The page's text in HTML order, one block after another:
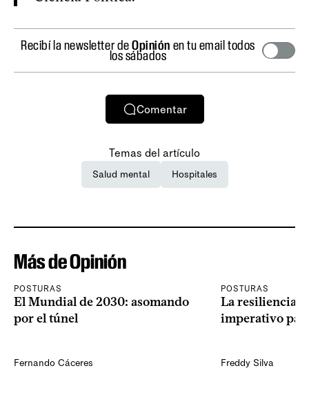
Recibí la newsletter deOpinión en tu email todos
los sábados
Comentar
Temas del artículo
Salud mental Hospitales
Más de Opinión
POSTURAS
El Mundial de 2030: asomando
por el túnel
Fernando Cáceres
POSTURAS
La resiliencia
imperativo
Freddy Silva